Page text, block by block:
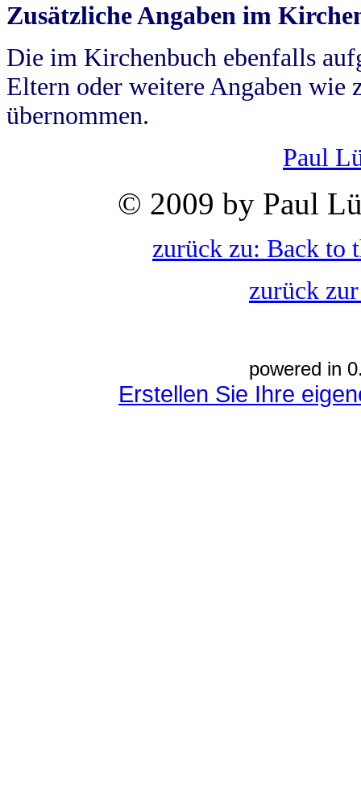
Zusätzliche Angaben im
Die im Kirchenbuch ebenfalls
Eltern oder weitere Angaben wie
übernommen.
Paul
© 2009 by Paul
zurück zu: Back to
zurück
powered in
Erstellen Sie Ihre